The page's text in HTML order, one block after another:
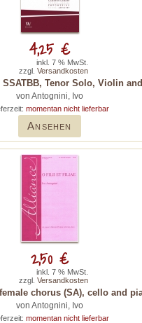
Tenor Solo, Violin
von Antognini, Ivo
momentan nicht lieferbar
Ansehen
4,25 €
inkl. 7 % MwSt.
zzgl. Versandkosten
chorus (SA), cello and
von Antognini, Ivo
momentan nicht lieferbar
2,50 €
inkl. 7 % MwSt.
zzgl. Versandkosten